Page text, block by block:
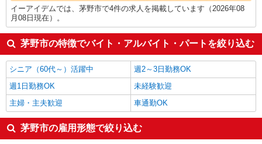
イーアイデムでは、茅野市で4件の求人を掲載しています（2026年08
月08日現在）。
茅野市の特徴でバイト・アルバイト・パートを絞り込む
シニア（60代～）活躍中
週2～3日勤務OK
週1日勤務OK
未経験歓迎
主婦・主夫歓迎
車通勤OK
茅野市の雇用形態で絞り込む